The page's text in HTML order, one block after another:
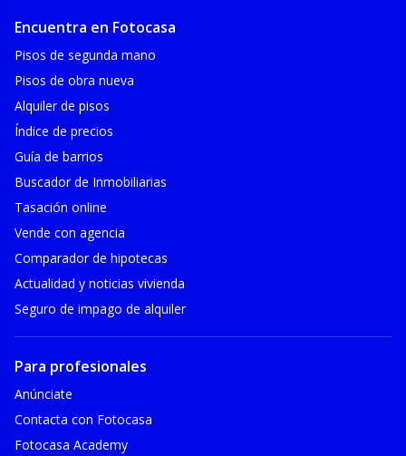
Encuentra en Fotocasa
Pisos de segunda mano
Pisos de obra nueva
Alquiler de pisos
Índice de precios
Guía de barrios
Buscador de Inmobiliarias
Tasación online
Vende con agencia
Comparador de hipotecas
Actualidad y noticias vivienda
Seguro de impago de alquiler
Para profesionales
Anúnciate
Contacta con Fotocasa
Fotocasa Academy